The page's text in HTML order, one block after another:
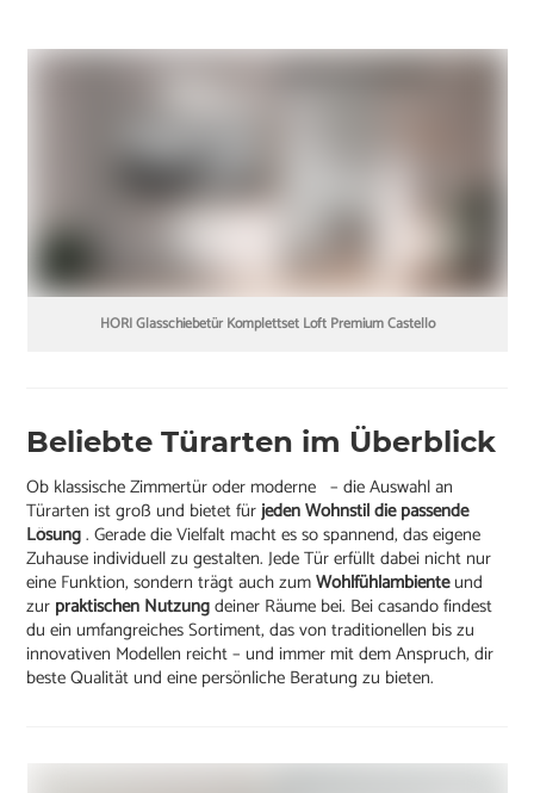
HORI Glasschiebetür Komplettset Loft Premium Castello
Beliebte Türarten im Überblick
Ob klassische Zimmertür oder moderne – die Auswahl an
Türarten ist groß und bietet fürjeden Wohnstil die passende
Lösung. Gerade die Vielfalt macht es so spannend, das eigene
Zuhause individuell zu gestalten. Jede Tür erfüllt dabei nicht nur
eine Funktion, sondern trägt auch zumWohlfühlambienteund
zur praktischen Nutzungdeiner Räume bei. Bei casando findest
du ein umfangreiches Sortiment, das von traditionellen bis zu
innovativen Modellen reicht – und immer mit dem Anspruch, dir
beste Qualität und eine persönliche Beratung zu bieten.